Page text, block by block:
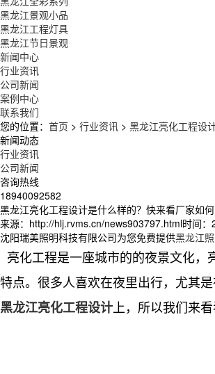
黑龙江景观小品
黑龙江工程灯具
黑龙江节日景观
新闻中心
行业资讯
公司新闻
案例中心
联系我们
您的位置： 首页 > 行业资讯 > 黑龙江亮化工程设
新闻动态
行业资讯
公司新闻
咨询热线
18940092582
黑龙江亮化工程设计是什么样的？快来看厂家如
来源：http://hlj.rvms.cn/news903797.html时间
沈阳瑞美照明科技有限公司为您免费提供黑龙江
亮化工程是一座城市的的夜景文化
特点。很多人喜欢在夜里出行，尤其
黑龙江亮化工程设计 上，所以我们来